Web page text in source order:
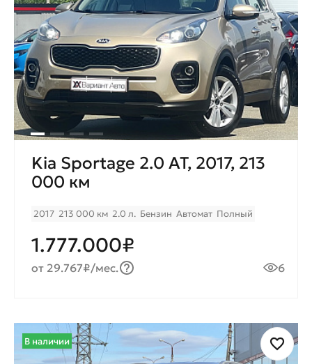
Kia Sportage 2.0 AT, 2017, 213
000 км
2017 213 000 км 2.0 л. Бензин Автомат Полный
1.777.000₽
от 29.767₽/мес. 6
В наличии